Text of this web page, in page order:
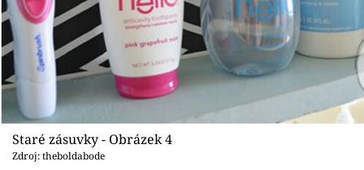
Staré zásuvky - Obrázek 4
Zdroj: theboldabode